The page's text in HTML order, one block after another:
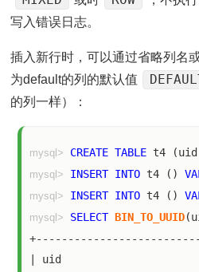
写入错误日志。
插入新行时，可以通过省略列名
为default的列的默认值
的列一样）：
mysql> CREATE TABLE t4 (uid
mysql> INSERT INTO t4 ()
mysql> INSERT INTO t4 ()
mysql> SELECT BIN_TO_UUID
| uid